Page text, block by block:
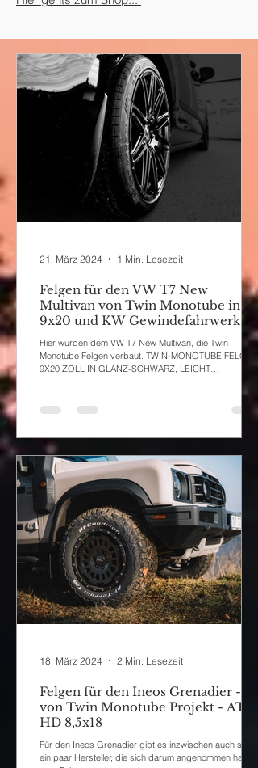
Felgen für den VW T7 New
Multivan von Twin Monotube in
9x20 und KW Gewindefahrwerk
Hier wurden dem VW T7 New Multivan, die Twin
Monotube Felgen verbaut. TWIN-MONOTUBE FELGE
9X20 ZOLL IN GLANZ-SCHWARZ, LEICHT
21. März 2024 1 Min. Lesezeit
Felgen für den Ineos Grenadier -
von Twin Monotube Projekt - AT
HD 8,5x18
Für den Ineos Grenadier gibt es inzwischen auch schon
ein paar Hersteller, die sich darum angenommen haben,
18. März 2024 2 Min. Lesezeit